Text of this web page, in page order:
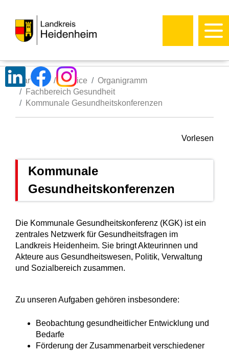
Startseite Service
Organigramm
Fachbereich Gesundheit
Kommunale Gesundheitskonferenzen
Vorlesen
Kommunale
Gesundheitskonferenzen
Die Kommunale Gesundheitskonferenz (KGK) ist ein
zentrales Netzwerk für Gesundheitsfragen im
Landkreis Heidenheim. Sie bringt Akteurinnen und
Akteure aus Gesundheitswesen, Politik, Verwaltung
und Sozialbereich zusammen.
Zu unseren Aufgaben gehören insbesondere:
Beobachtung gesundheitlicher Entwicklung und
Bedarfe
Förderung der Zusammenarbeit verschiedener